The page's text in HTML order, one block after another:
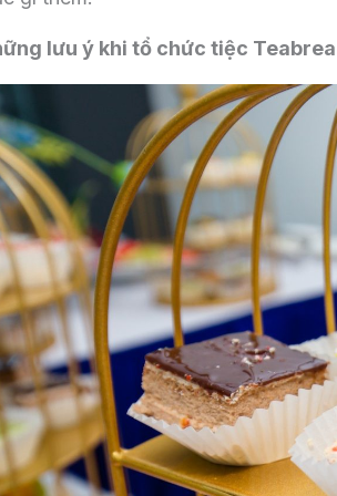
lưu ý khi tổ chức tiệc